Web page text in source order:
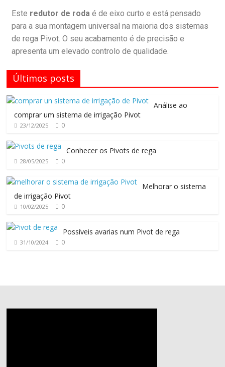
Este redutor de roda é de eixo curto e está pensado
para a sua montagem universal na maioria dos sistemas
de rega Pivot. O seu acabamento é de precisão e
apresenta um elevado controlo de qualidade.
Últimos posts
Análise ao
comprar um sistema de irrigação Pivot
23/12/2025 0
Conhecer os Pivots de rega
28/05/2025 0
Melhorar o sistema
de irrigação Pivot
10/02/2025 0
Possíveis avarias num Pivot de rega
31/10/2024 0